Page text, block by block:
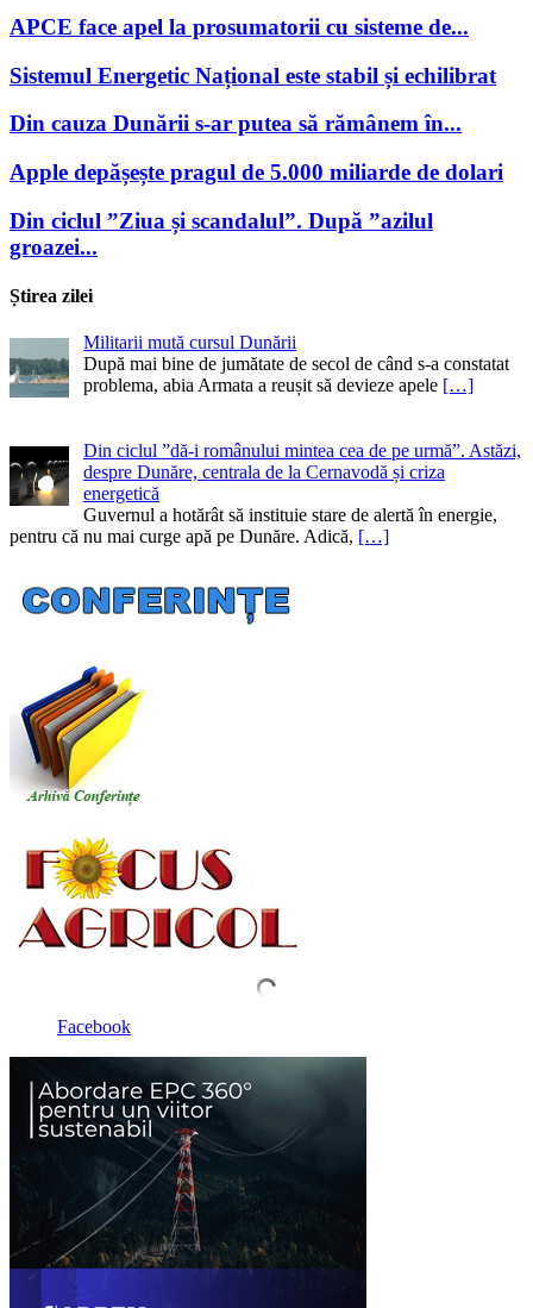
APCE face apel la prosumatorii cu sisteme de...
Sistemul Energetic Național este stabil și echilibrat
Din cauza Dunării s-ar putea să rămânem în...
Apple depășește pragul de 5.000 miliarde de dolari
Din ciclul ”Ziua și scandalul”. După ”azilul
groazei...
Știrea zilei
Militarii mută cursul Dunării
După mai bine de jumătate de secol de când s-a constatat
problema, abia Armata a reușit să devieze apele […]
Din ciclul ”dă-i românului mintea cea de pe urmă”. Astăzi,
despre Dunăre, centrala de la Cernavodă și criza
energetică
Guvernul a hotărât să instituie stare de alertă în energie,
pentru că nu mai curge apă pe Dunăre. Adică, […]
Facebook